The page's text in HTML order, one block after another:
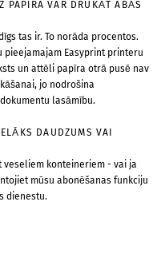
PAPĪRA VAR DRUKĀT ABĀS
tas ir. To norāda procentos.
pieejamajam Easyprint printeru
un attēli papīra otrā pusē nav
jo nodrošina
lasāmību.
DAUDZUMS VAI
veseliem konteineriem - vai ja
mūsu abonēšanas funkciju
dienestu.